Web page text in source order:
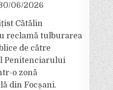
06/2026
Cătălin
reclamă tulburarea
de către
Penitenciarului
o zonă
din Focșani.